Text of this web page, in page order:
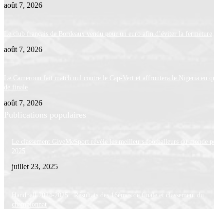
août 7, 2026
Le club français de Bordeaux vendu pour un euro afin d’éviter la fermeture
août 7, 2026
Le Cameroun fait match nul contre le Cap-Vert et affrontera le Nigeria en
de finale
août 7, 2026
Publications populaires
Le classement GiveMeSport révèle les meilleurs footballeurs du monde
2025
juillet 23, 2025
Handball 2024-2025 : Résultats des 16èmes de finale et classement du
championnat